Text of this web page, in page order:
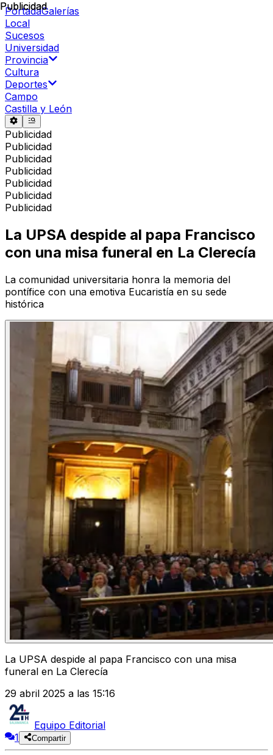
PortadaGalerías
Local
Sucesos
Universidad
Provincia
Cultura
Deportes
Campo
Castilla y León
Publicidad
Publicidad
Publicidad
Publicidad
Publicidad
Publicidad
Publicidad
Publicidad
La UPSA despide al papa Francisco
con una misa funeral en La Clerecía
La comunidad universitaria honra la memoria del
pontífice con una emotiva Eucaristía en su sede
histórica
La UPSA despide al papa Francisco con una misa
funeral en La Clerecía
29 abril 2025 a las 15:16
Equipo Editorial
1
Compartir
Publicidad